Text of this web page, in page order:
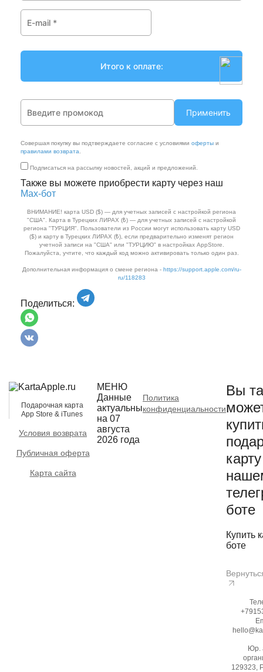
Применить
Совершая покупку вы подтверждаете согласие с условиями оферты и
правилами возврата.
Подписаться на рассылку новостей, акций и предложений.
Также вы можете приобрести карту через наш
Max‑бот
ВНИМАНИЕ! карта USD ($) — для учетных записей с настройкой региона
"США". Карта в Турецких ЛИРАХ (₺) — для учетных записей с настройкой
региона "ТУРЦИЯ". Пользователи из России могут использовать карту USD
($) и карту в Турецких ЛИРАХ (₺), если предварительно изменят регион
учетной записи на "США" или "ТУРЦИЮ" в настройках AppStore.
Пожалуйста, учтите, что каждый код можно активировать только один раз.
Дополнительная информация о смене региона - https://support.apple.com/ru-
ru/118283
Поделиться:
Подарочная карта
App Store & iTunes
Условия возврата
Публичная оферта
Карта сайта
МЕНЮ
Данные
актуальны
на 07
августа
2026 года
Политика
конфиденциальности
Вы
боте
Купить
боте
Юр.
129323,